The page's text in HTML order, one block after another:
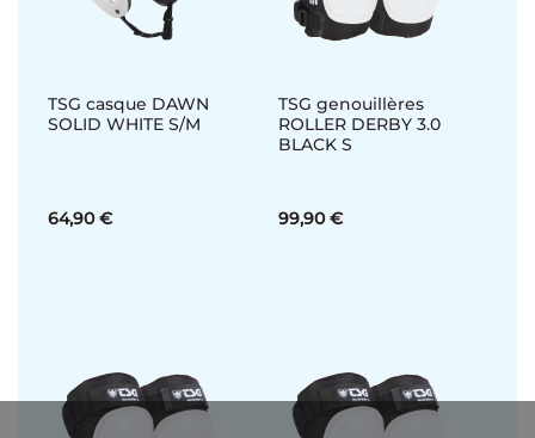
TSG casque DAWN
SOLID WHITE S/M
64,90 €
TSG genouillères
ROLLER DERBY 3.0
BLACK S
99,90 €